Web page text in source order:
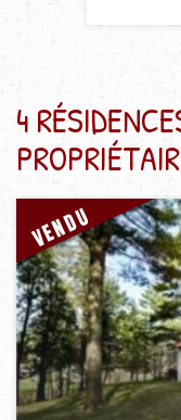
4
VENDU